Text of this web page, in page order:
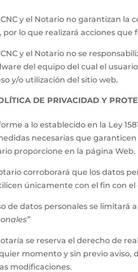
y el Notario no garantizan la
por lo que realizará acciones
y el Notario no se
del equipo del cual el
y/o utilización del sitio web.
DE PRIVACIDAD Y
a lo establecido en la Ley
necesarias que
proporcione en la página Web.
corroborará que los datos
únicamente con el fin con
de datos personales se limitará
se reserva el derecho de
momento y sin previo aviso,
modificaciones.